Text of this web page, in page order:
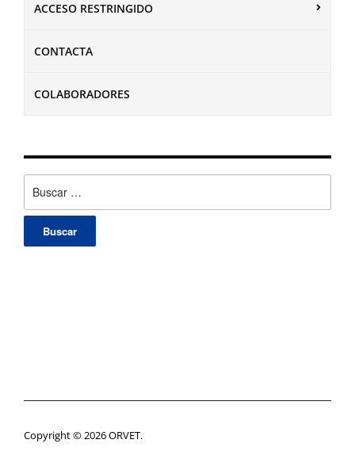
ACCESO RESTRINGIDO
CONTACTA
COLABORADORES
Copyright © 2026 ORVET.